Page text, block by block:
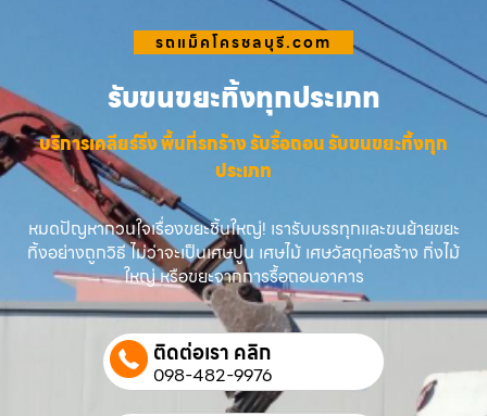
รถแม็คโครชลบุรี.com
รับขนขยะทิ้งทุกประเภท
บริการเคลียร์ริ่ง พื้นที่รกร้าง รับรื้อถอน รับขนขยะทิ้งทุก
ประเภท
หมดปัญหากวนใจเรื่องขยะชิ้นใหญ่! เรารับบรรทุกและขนย้ายขยะ
ทิ้งอย่างถูกวิธี ไม่ว่าจะเป็นเศษปูน เศษไม้ เศษวัสดุก่อสร้าง กิ่งไม้
ใหญ่ หรือขยะจากการรื้อถอนอาคาร
ติดต่อเรา คลิก
098-482-9976